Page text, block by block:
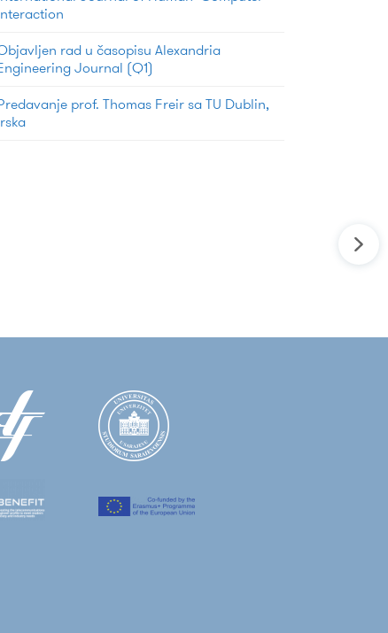
rad u časopisu Alexandria
Journal (Q1)
prof. Thomas Freir sa TU Dublin,